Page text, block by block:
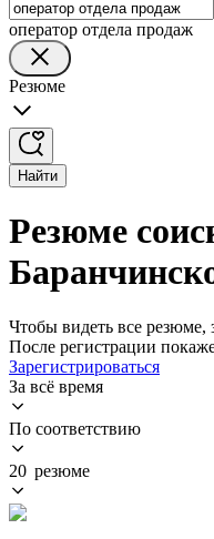
оператор отдела продаж
Резюме
Найти
Резюме
Чтобы видеть все резюме,
После регистрации
Зарегистрироваться
За всё время
По соответствию
20 резюме